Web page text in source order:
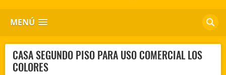
MENÚ
CASA SEGUNDO PISO PARA USO COMERCIAL LOS
COLORES